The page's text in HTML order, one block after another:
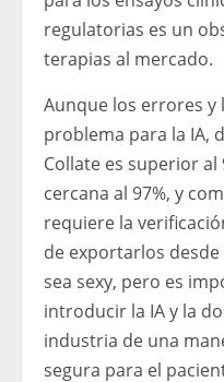
regulatorias es un
terapias al mercado.
Aunque los errores y
problema para la IA,
Collate es superior al
cercana al 97%, y
requiere la
de exportarlos desde
sea sexy, pero es
introducir la IA y la
industria de una
segura para el